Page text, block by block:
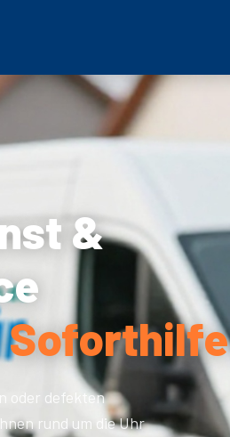
&
Soforthilfe
oder defekten
rund um die Uhr